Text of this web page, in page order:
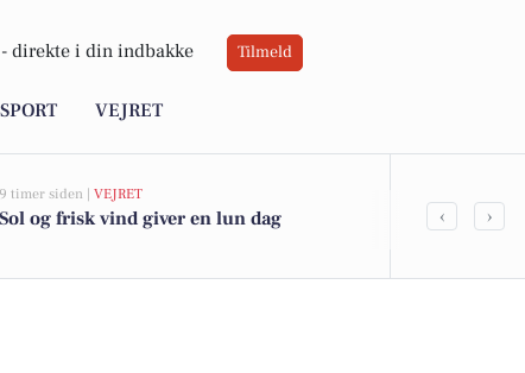
direkte i din indbakke Tilmeld
SPORT VEJRET
9 timer siden | VEJRET
Sol og frisk vind giver en lun dag ‹ ›